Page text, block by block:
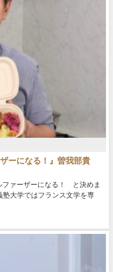
ーになる！』曽我部貴
ファーザーになる！ と決めま
塾大学ではフランス文学を専